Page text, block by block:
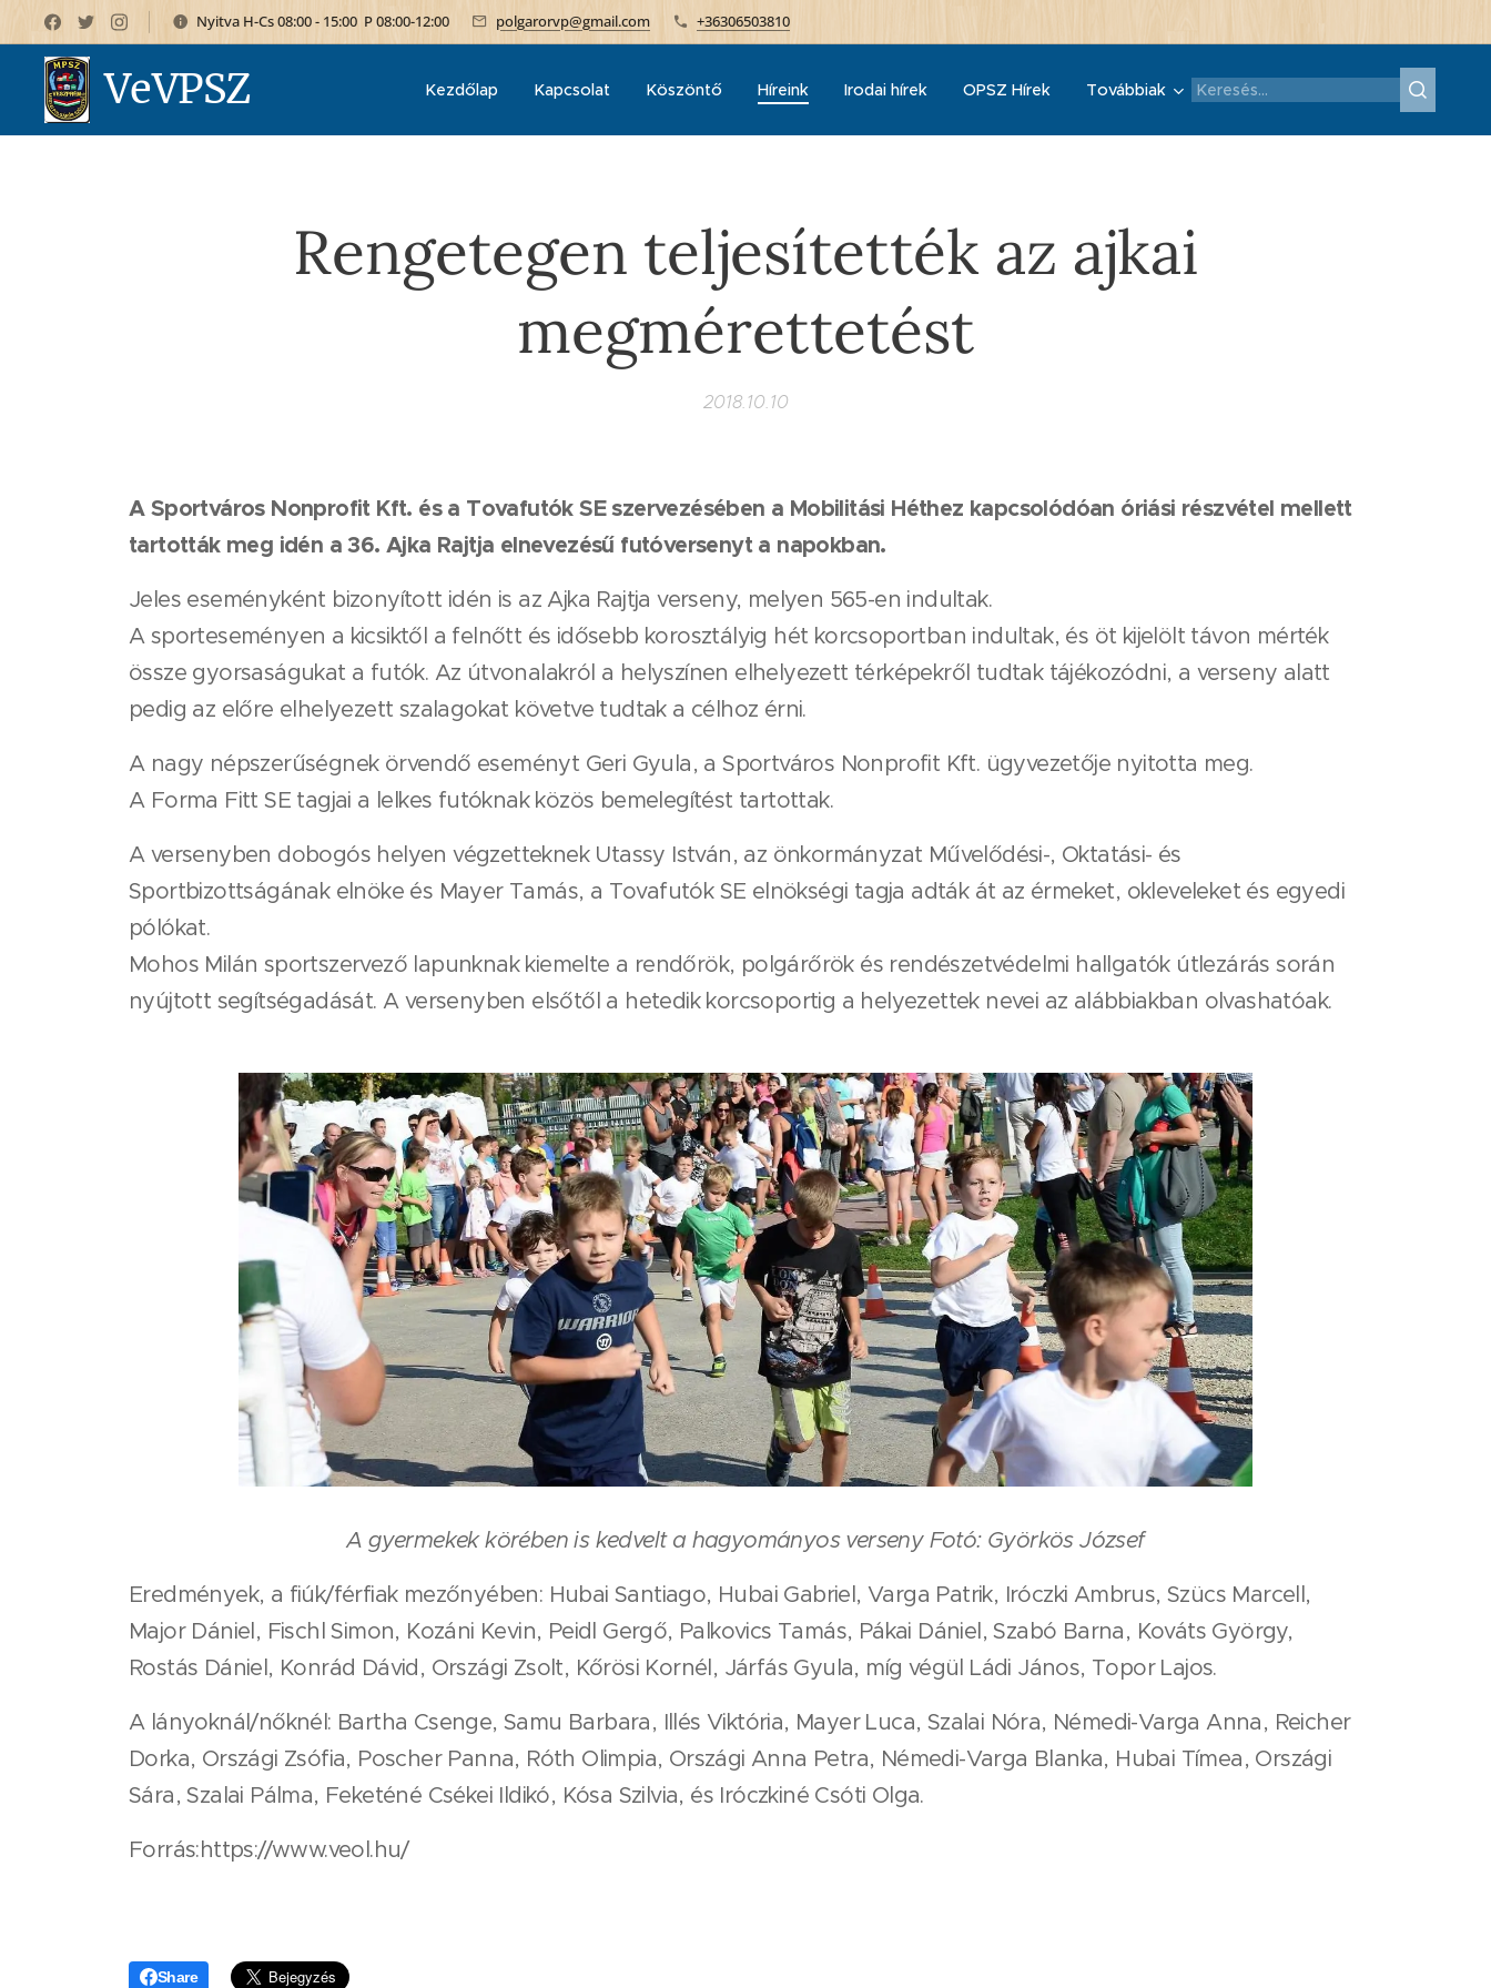
Nyitva H-Cs 08:00 - 15:00 P 08:00-12:00 polgarorvp@gmail.com +36306503810
VeVPSZ Kezdőlap Kapcsolat Köszöntő Híreink Irodai hírek OPSZ Hírek Továbbiak
Rengetegen teljesítették az ajkai
megmérettetést
2018.10.10
A Sportváros Nonprofit Kft. és a Tovafutók SE szervezésében a Mobilitási Héthez kapcsolódóan óriási részvétel mellett
tartották meg idén a 36. Ajka Rajtja elnevezésű futóversenyt a napokban.
Jeles eseményként bizonyított idén is az Ajka Rajtja verseny, melyen 565-en indultak.
A sporteseményen a kicsiktől a felnőtt és idősebb korosztályig hét korcsoportban indultak, és öt kijelölt távon mérték
össze gyorsaságukat a futók. Az útvonalakról a helyszínen elhelyezett térképekről tudtak tájékozódni, a verseny alatt
pedig az előre elhelyezett szalagokat követve tudtak a célhoz érni.
A nagy népszerűségnek örvendő eseményt Geri Gyula, a Sportváros Nonprofit Kft. ügyvezetője nyitotta meg.
A Forma Fitt SE tagjai a lelkes futóknak közös bemelegítést tartottak.
A versenyben dobogós helyen végzetteknek Utassy Ist­ván, az önkormányzat Mű­velődési-, Oktatási- és
Sportbizottságának elnöke és Mayer Tamás, a Tovafutók SE elnökségi tagja adták át az érmeket, okleveleket és egyedi
pólókat.
Mohos Milán sportszervező lapunknak kiemelte a rendőrök, polgárőrök és rendészetvédelmi hallgatók útlezárás során
nyújtott segítségadását. A versenyben elsőtől a hetedik korcsoportig a helyezettek nevei az alábbiakban olvashatóak.
A gyermekek körében is kedvelt a hagyományos verseny Fotó: Györkös József
Eredmények, a fiúk/férfiak mezőnyében: Hubai Santiago, Hubai Gabriel, Varga Patrik, Iróczki Ambrus, Szücs Marcell,
Major Dániel, Fischl Simon, Kozáni Kevin, Peidl Gergő, Palkovics Tamás, Pákai Dániel, Szabó Barna, Kováts György,
Rostás Dániel, Konrád Dávid, Országi Zsolt, Kőrösi Kornél, Járfás Gyula, míg végül Ládi János, Topor Lajos.
A lányoknál/nőknél: Bar­tha Csenge, Samu Barbara, Illés Viktória, Mayer Luca, Szalai Nóra, Némedi-Varga Anna, Reicher
Dorka, Országi Zsófia, Poscher Panna, Róth Olimpia, Országi Anna Petra, Némedi-Varga Blanka, Hubai Tímea, Országi
Sára, Szalai Pálma, Feketéné Csékei Ildikó, Kósa Szilvia, és Iróczkiné Csóti Olga.
Forrás:https://www.veol.hu/
Share